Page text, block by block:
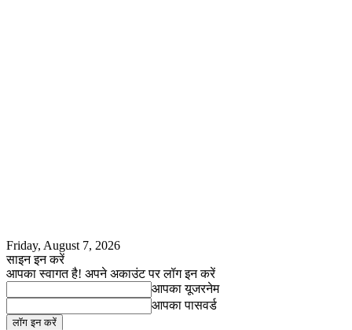
Friday, August 7, 2026
साइन इन करें
आपका स्वागत है! अपने अकाउंट पर लॉग इन करें
आपका यूजरनेम
आपका पासवर्ड